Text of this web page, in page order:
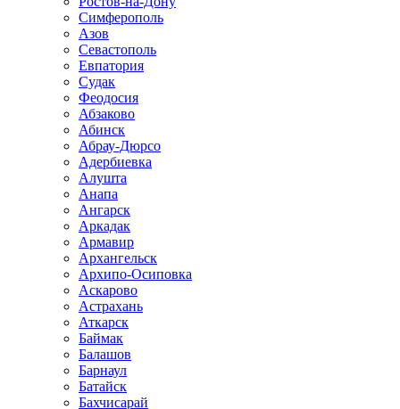
Симферополь
Азов
Севастополь
Евпатория
Судак
Феодосия
Абзаково
Абинск
Абрау-Дюрсо
Адербиевка
Алушта
Анапа
Ангарск
Аркадак
Армавир
Архангельск
Архипо-Осиповка
Аскарово
Астрахань
Аткарск
Баймак
Балашов
Барнаул
Батайск
Бахчисарай